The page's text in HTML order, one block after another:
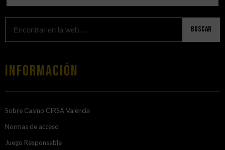
Buscar
Información
Sobre Casino CIRSA Valencia
Normas de acceso
Juego Responsable